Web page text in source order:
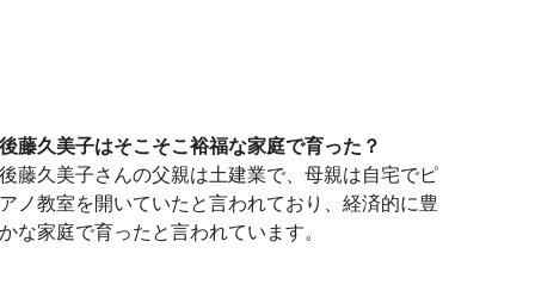
後藤久美子はそこそこ裕福な家庭で育った？
後藤久美子さんの父親は土建業で、母親は自宅でピ
アノ教室を開いていたと言われており、経済的に豊
かな家庭で育ったと言われています。